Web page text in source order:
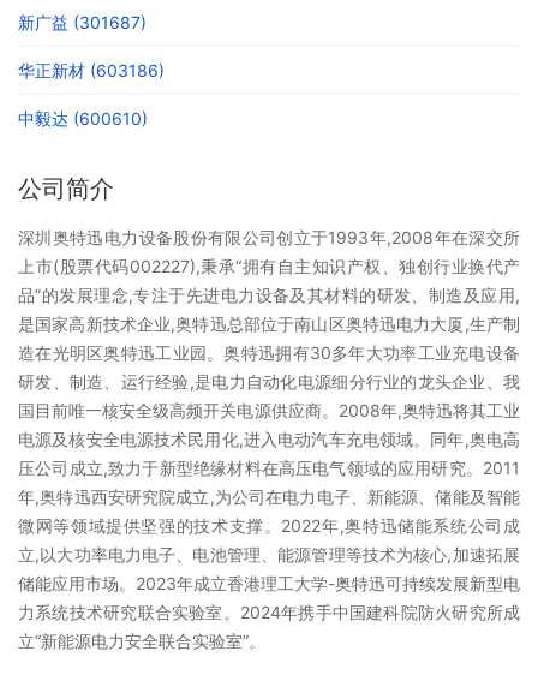
新广益 (301687)
华正新材 (603186)
中毅达 (600610)
公司简介
深圳奥特迅电力设备股份有限公司创立于1993年,2008年在深交所
上市(股票代码002227),秉承“拥有自主知识产权、独创行业换代产
品”的发展理念,专注于先进电力设备及其材料的研发、制造及应用,
是国家高新技术企业,奥特迅总部位于南山区奥特迅电力大厦,生产制
造在光明区奥特迅工业园。奥特迅拥有30多年大功率工业充电设备
研发、制造、运行经验,是电力自动化电源细分行业的龙头企业、我
国目前唯一核安全级高频开关电源供应商。2008年,奥特迅将其工业
电源及核安全电源技术民用化,进入电动汽车充电领域。同年,奥电高
压公司成立,致力于新型绝缘材料在高压电气领域的应用研究。2011
年,奥特迅西安研究院成立,为公司在电力电子、新能源、储能及智能
微网等领域提供坚强的技术支撑。2022年,奥特迅储能系统公司成
立,以大功率电力电子、电池管理、能源管理等技术为核心,加速拓展
储能应用市场。2023年成立香港理工大学-奥特迅可持续发展新型电
力系统技术研究联合实验室。2024年携手中国建科院防火研究所成
立“新能源电力安全联合实验室”。